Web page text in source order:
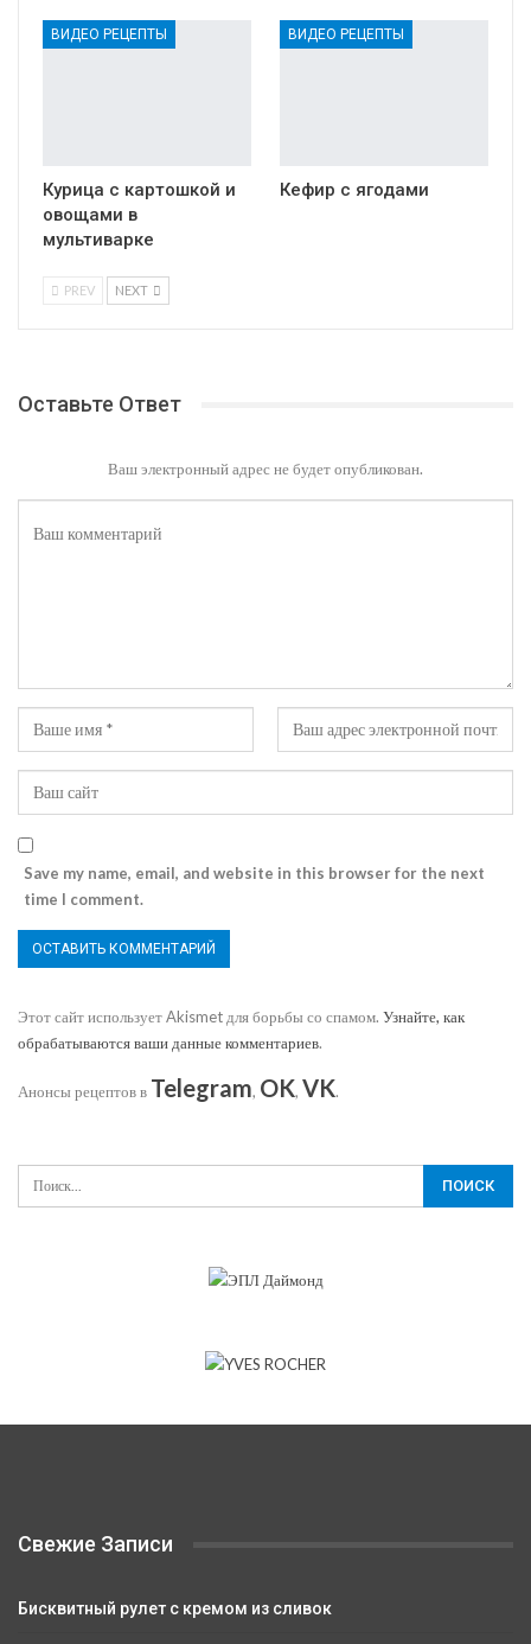
ВИДЕО РЕЦЕПТЫ
Курица с картошкой и
овощами в
мультиварке
ВИДЕО РЕЦЕПТЫ
Кефир с ягодами
PREV NEXT
Оставьте Ответ
Ваш электронный адрес не будет опубликован.
Save my name, email, and website in this browser for the next
time I comment.
Этот сайт использует Akismet для борьбы со спамом. Узнайте, как
обрабатываются ваши данные комментариев.
Анонсы рецептов в Telegram, OK, VK.
Свежие Записи
Бисквитный рулет с кремом из сливок